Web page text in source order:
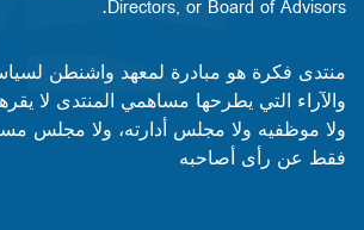
Directors, or Board of Advisors.​​
منتدى فكرة هو مبادرة لمعهد واشنطن
والآراء التي يطرحها مساهمي المنتدى لا
ولا موظفيه ولا مجلس أدارته، ولا مجلس
فقط عن رأى أصاحبه